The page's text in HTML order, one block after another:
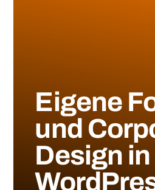
Eigene
und
Design